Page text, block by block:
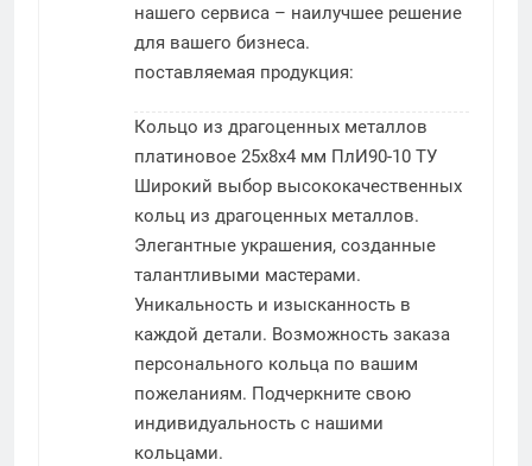
нашего сервиса – наилучшее решение
для вашего бизнеса.
поставляемая продукция:
Кольцо из драгоценных металлов
платиновое 25х8х4 мм ПлИ90-10 ТУ
Широкий выбор высококачественных
кольц из драгоценных металлов.
Элегантные украшения, созданные
талантливыми мастерами.
Уникальность и изысканность в
каждой детали. Возможность заказа
персонального кольца по вашим
пожеланиям. Подчеркните свою
индивидуальность с нашими
кольцами.